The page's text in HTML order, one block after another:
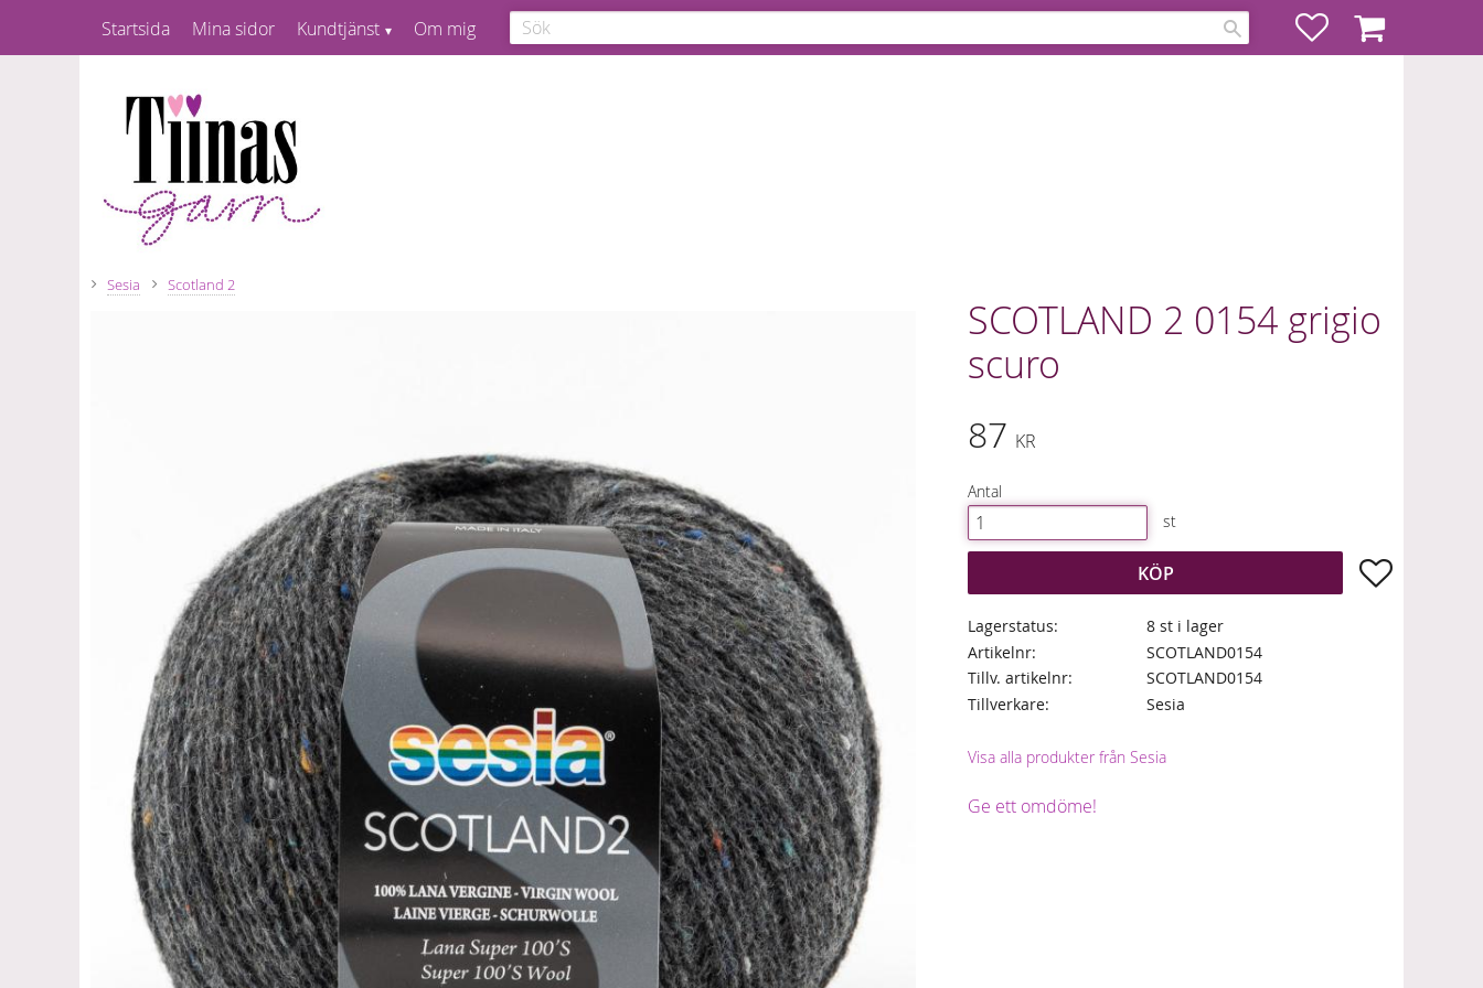
FavoriterKundvagn
Startsida Mina sidor Kundtjänst Om mig
Sesia Scotland 2
SCOTLAND 2 0154 grigio
scuro
87 KR
Antal
st
KÖP Lägg till i
Lagerstatus
8 st i lager
Artikelnr
SCOTLAND0154
Tillv. artikelnr
SCOTLAND0154
Tillverkare
Sesia
Visa alla produkter från Sesia
Ge ett omdöme!